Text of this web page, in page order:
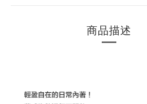
商品描述